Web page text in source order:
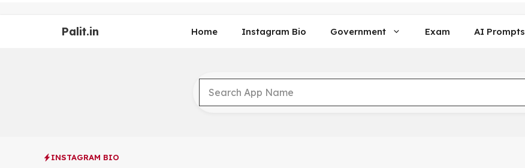
Palit.in Home Instagram Bio Government Exam AI Prompts
INSTAGRAM BIO